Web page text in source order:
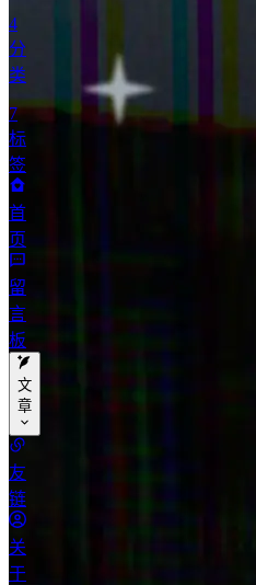
4
分
类
7
标
签
首
页
留
言
板
文
章
分
类
标
签
友
链
关
于